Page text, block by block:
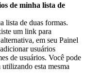
de minha lista de
lista de duas formas.
um link para
em seu Painel
usuários
de usuários. Você pode
esta mesma